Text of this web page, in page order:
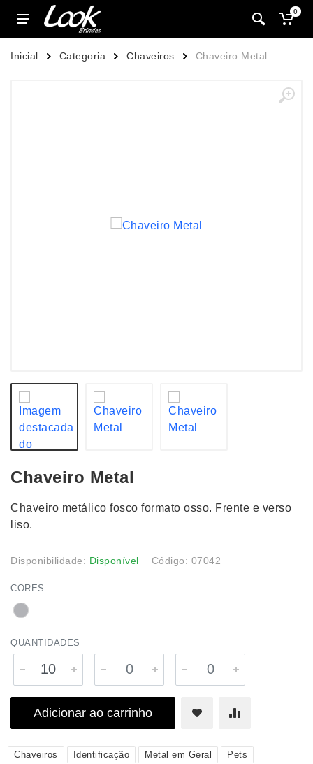
0
Inicial Categoria Chaveiros Chaveiro Metal
Chaveiro Metal
Chaveiro metálico fosco formato osso. Frente e verso
liso.
Disponibilidade: Disponível Código: 07042
CORES
QUANTIDADES
Adicionar ao carrinho
Chaveiros Identificação Metal em Geral Pets